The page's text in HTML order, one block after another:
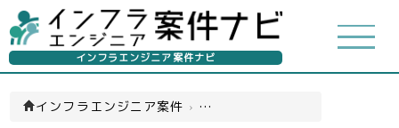
インフラエンジニア案件ナビ
インフラエンジニア案件 › その他（ネットワーク・監視）